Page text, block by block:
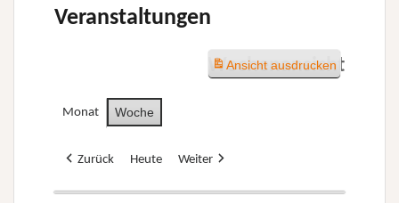
Veranstaltungen
Wochenansicht
Monat Woche
Zurück Heute Weiter
Ansichtausdrucken